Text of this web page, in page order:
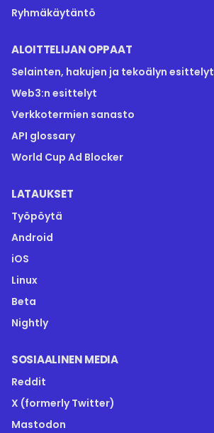
Ryhmäkäytäntö
ALOITTELIJAN OPPAAT
Selainten, hakujen ja tekoälyn esittelyt
Web3:n esittelyt
Verkkotermien sanasto
API glossary
World Cup Ad Blocker
LATAUKSET
Työpöytä
Android
iOS
Linux
Beta
Nightly
SOSIAALINEN MEDIA
Reddit
X (formerly Twitter)
Mastodon